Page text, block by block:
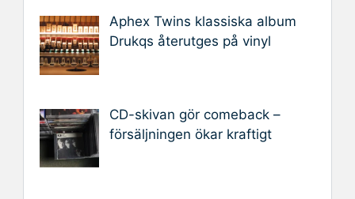
Aphex Twins klassiska album
Drukqs återutges på vinyl
CD-skivan gör comeback –
försäljningen ökar kraftigt